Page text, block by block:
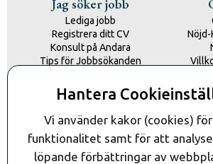
Jag söker jobb
Lediga jobb
Registrera ditt CV
Konsult på Andara
Tips för Jobbsökanden
Nöjd-
Kontakta oss
Kontakt
Hantera
Vi använder kakor (cookies)
funktionalitet samt för att
löpande förbättringar av